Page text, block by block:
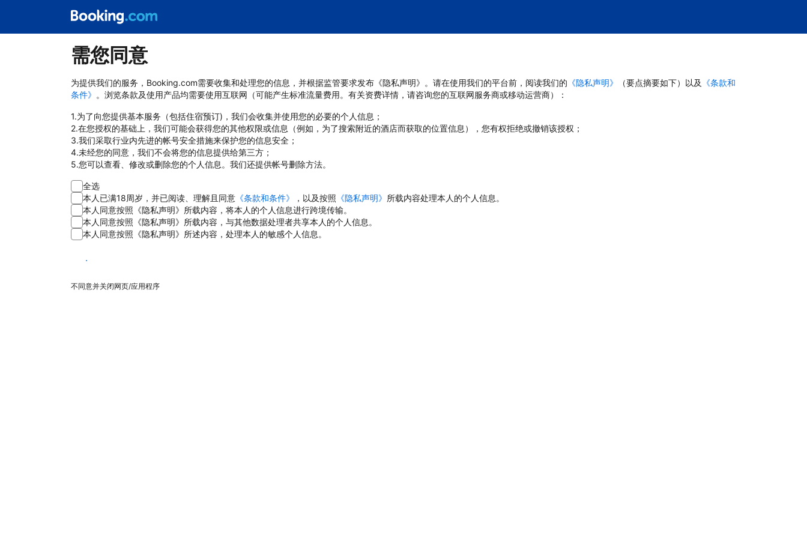
需您同意
为提供我们的服务，Booking.com需要收集和处理您的信息，并根据监管要求发布《隐私声明》。请在使用我们的平台前，阅读我们的 《隐私声明》 （要点摘要如下）以及 《条款和
条件》 。浏览条款及使用产品均需要使用互联网（可能产生标准流量费用。有关资费详情，请咨询您的互联网服务商或移动运营商）：
1.为了向您提供基本服务（包括住宿预订)，我们会收集并使用您的必要的个人信息；
2.在您授权的基础上，我们可能会获得您的其他权限或信息（例如，为了搜索附近的酒店而获取的位置信息），您有权拒绝或撤销该授权；
3.我们采取行业内先进的帐号安全措施来保护您的信息安全；
4.未经您的同意，我们不会将您的信息提供给第三方；
5.您可以查看、修改或删除您的个人信息。我们还提供帐号删除方法。
全选
本人已满18周岁，并已阅读、理解且同意 《条款和条件》 ，以及按照 《隐私声明》 所载内容处理本人的个人信息。
本人同意按照《隐私声明》所载内容，将本人的个人信息进行跨境传输。
本人同意按照《隐私声明》所载内容，与其他数据处理者共享本人的个人信息。
本人同意按照《隐私声明》所述内容，处理本人的敏感个人信息。
同意
不同意并关闭网页/应用程序